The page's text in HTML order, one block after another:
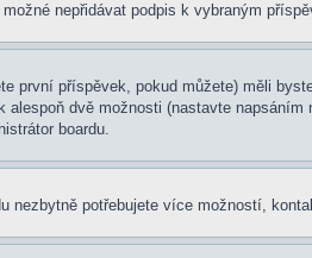
nepřidávat podpis k vybraným
první příspěvek, pokud můžete) měli
dvě možnosti (nastavte
boardu.
potřebujete více možností,